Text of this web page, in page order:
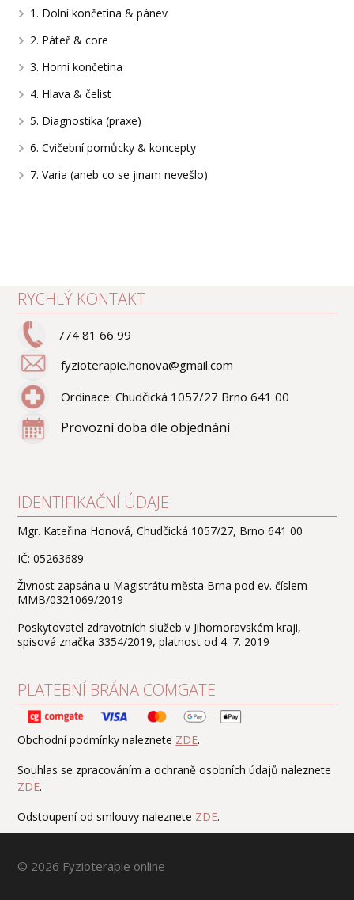
1. Dolní končetina & pánev
2. Páteř & core
3. Horní končetina
4. Hlava & čelist
5. Diagnostika (praxe)
6. Cvičební pomůcky & koncepty
7. Varia (aneb co se jinam nevešlo)
RYCHLÝ KONTAKT
774 81 66 99
fyzioterapie.honova@gmail.com
Ordinace: Chudčická 1057/27 Brno 641 00
Provozní doba dle objednání
IDENTIFIKAČNÍ ÚDAJE
Mgr. Kateřina Honová, Chudčická 1057/27, Brno 641 00
IČ: 05263689
Živnost zapsána u Magistrátu města Brna pod ev. číslem
MMB/0321069/2019
Poskytovatel zdravotních služeb v Jihomoravském kraji,
spisová značka 3354/2019, platnost od 4. 7. 2019
PLATEBNÍ BRÁNA COMGATE
Obchodní podmínky naleznete ZDE.
Souhlas se zpracováním a ochraně osobních údajů naleznete
ZDE.
Odstoupení od smlouvy naleznete ZDE.
© 2026 Fyzioterapie online